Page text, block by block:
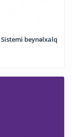
beynəlxalq